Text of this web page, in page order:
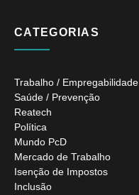
CATEGORIAS
Trabalho / Empregabilidade
Saúde / Prevenção
Reatech
Política
Mundo PcD
Mercado de Trabalho
Isenção de Impostos
Inclusão